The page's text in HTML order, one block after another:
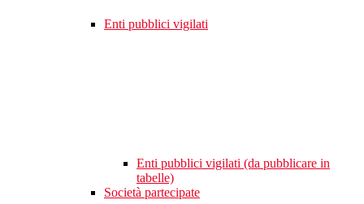
Enti pubblici vigilati
Enti pubblici vigilati (da pubblicare in
tabelle)
Società partecipate